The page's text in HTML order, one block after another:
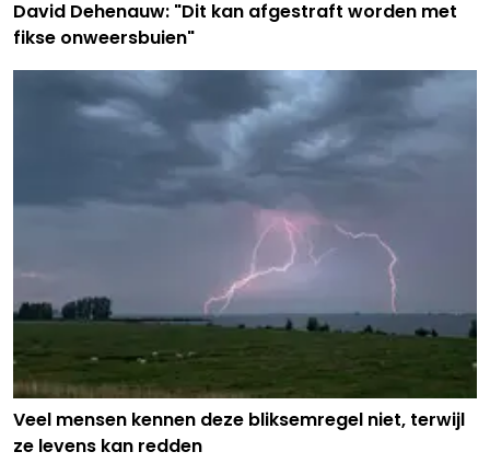
David Dehenauw: "Dit kan afgestraft worden met
fikse onweersbuien"
Veel mensen kennen deze bliksemregel niet, terwijl
ze levens kan redden